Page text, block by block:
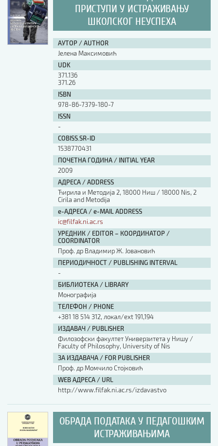
ПРИСТУПИ У ИСТРАЖИВАЊУ
ШКОЛСКОГ НЕУСПЕХА
АУТОР / AUTHOR
Јелена Максимовић
UDK
371.136
371.26
ISBN
978-86-7379-180-7
ISSN
-
COBISS.SR-ID
1538770431
ПОЧЕТНА ГОДИНА / INITIAL YEAR
2009
АДРЕСА / ADDRESS
Ћирила и Методија 2, 18000 Ниш / 18000 Nis, 2
Cirila and Metodija
е-АДРЕСА / e-MAIL ADDRESS
ic@filfak.ni.ac.rs
УРЕДНИК / EDITOR – КООРДИНАТОР /
COORDINATOR
Проф. др Владимир Ж. Јовановић
ПЕРИОДИЧНОСТ / PUBLISHING INTERVAL
-
БИБЛИОТЕКА / LIBRARY
Монографија
ТЕЛЕФОН / PHONE
+381 18 514 312, локал/ext 191,194
ИЗДАВАЧ / PUBLISHER
Филозофски факултет Универзитета у Нишу /
Faculty of Philosophy, University of Nis
ЗА ИЗДАВАЧА / FOR PUBLISHER
Проф. др Момчило Стојковић
WEB АДРЕСА / URL
http://www.filfak.ni.ac.rs/izdavastvo
ОБРАДА ПОДАТАКА У ПЕДАГОШКИМ
ИСТРАЖИВАЊИМА